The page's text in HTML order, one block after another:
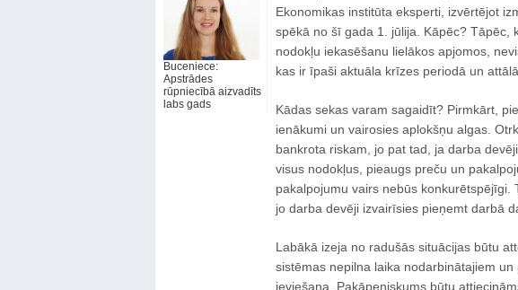
Buceniece:
Apstrādes
rūpniecībā aizvadīts
labs gads
Ekonomikas institūta eksperti, izvērtējot
spēkā no šī gada 1. jūlija. Kāpēc? Tāpēc,
nodokļu iekasēšanu lielākos apjomos,
kas ir īpaši aktuāla krīzes periodā un
Kādas sekas varam sagaidīt? Pirmkārt,
ienākumi un vairosies aplokšņu algas.
bankrota riskam, jo pat tad, ja darba
visus nodokļus, pieaugs preču un
pakalpojumu vairs nebūs konkurētspējīgi.
jo darba devēji izvairīsies pieņemt darbā
Labākā izeja no radušās situācijas būtu
sistēmas nepilna laika nodarbinātajiem
ieviešana. Pakāpeniskums būtu